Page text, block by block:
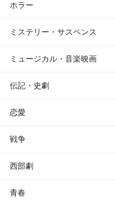
ホラー
ミステリー・サスペンス
ミュージカル・音楽映画
伝記・史劇
恋愛
戦争
西部劇
青春